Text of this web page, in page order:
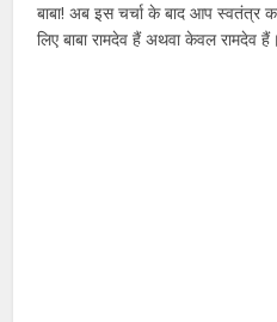
बाबा! अब इस चर्चा के बाद आप स्वतंत्र
लिए बाबा रामदेव हैं अथवा केवल रामदेव हैं।